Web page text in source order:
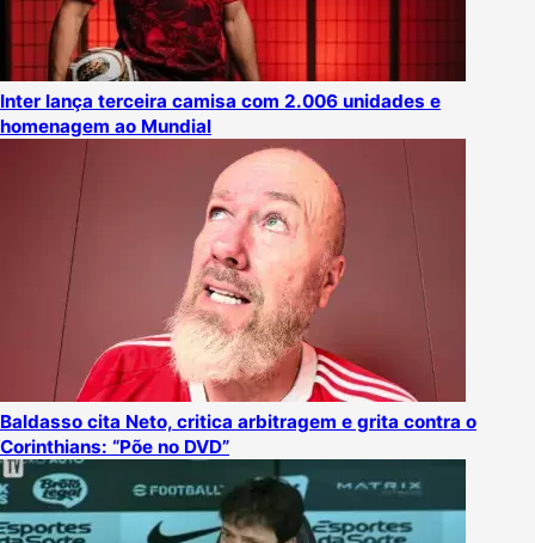
Inter lança terceira camisa com 2.006 unidades e
homenagem ao Mundial
Baldasso cita Neto, critica arbitragem e grita contra o
Corinthians: “Põe no DVD”